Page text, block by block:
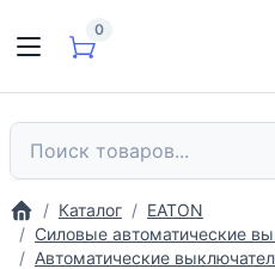
0
Каталог
EATON
Силовые автоматические
Автоматические